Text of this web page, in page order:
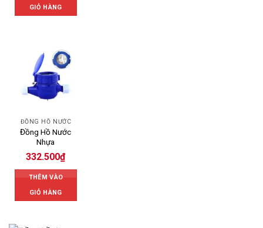
GIỎ HÀNG
ĐỒNG HỒ NƯỚC
Đồng Hồ Nước
Nhựa
332.500₫
THÊM VÀO
GIỎ HÀNG